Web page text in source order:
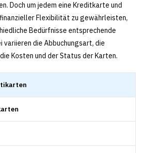
Doch um jedem eine Kreditkarte und
Flexibilität zu gewährleisten,
Bedürfnisse entsprechende
variieren die Abbuchungsart, die
Kosten und der Status der Karten.